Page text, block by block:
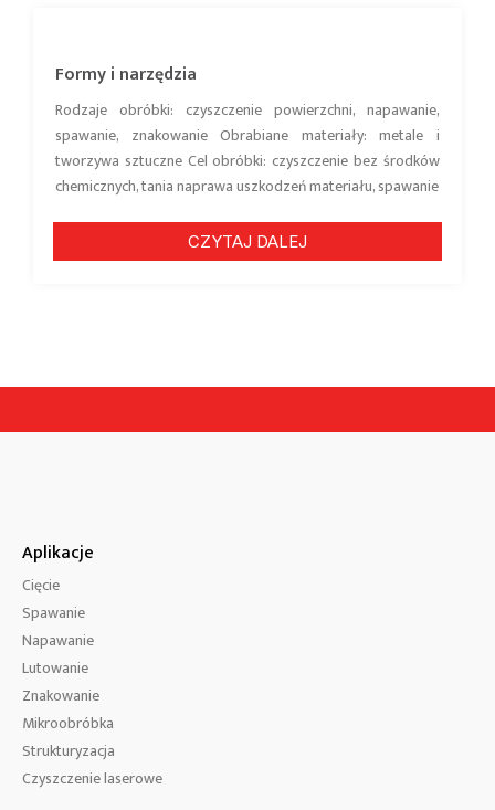
Formy i narzędzia
Rodzaje obróbki: czyszczenie powierzchni, napawanie,
spawanie, znakowanie Obrabiane materiały: metale i
tworzywa sztuczne Cel obróbki: czyszczenie bez środków
chemicznych, tania naprawa uszkodzeń materiału, spawanie
CZYTAJ DALEJ
Aplikacje
Cięcie
Spawanie
Napawanie
Lutowanie
Znakowanie
Mikroobróbka
Strukturyzacja
Czyszczenie laserowe